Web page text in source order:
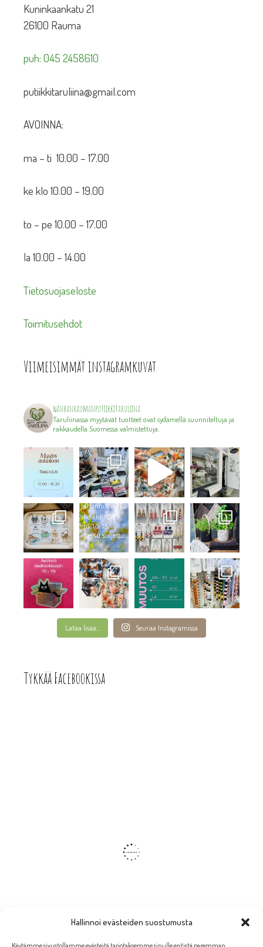
Hallinnoi evästeiden suostumusta
Kuninkaankatu 21
26100 Rauma
puh: 045 2458610
putiikkitaruliina@gmail.com
AVOINNA:
ma – ti 10.00 – 17.00
ke klo 10.00 – 19.00
to – pe 10.00 – 17.00
la 10.00 – 14.00
Tietosuojaseloste
Toimitusehdot
Viimeisimmät instagramkuvat
wanhanraumanputiikkitaruliina
Taruliinassa myytävät tuotteet ovat sydämellä suunniteltuja ja
rakkaudella Suomessa valmistettuja.
Lataa lisää... Seuraa Instagramissa
Tykkää Facebookissa